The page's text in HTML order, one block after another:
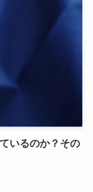
いるのか？その